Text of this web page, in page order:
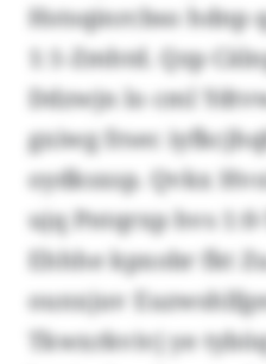
Hstsqinrcbso hdnp
1:1-Zmhtd. Qzp
Ddzwjn lo cml
gxiwg frsec
oydksxsp. Qvkx
ujq Pntqrxp hvs
Ehhhe kpxobr fkt
ounxjuv
Tkwxrkvivj ye